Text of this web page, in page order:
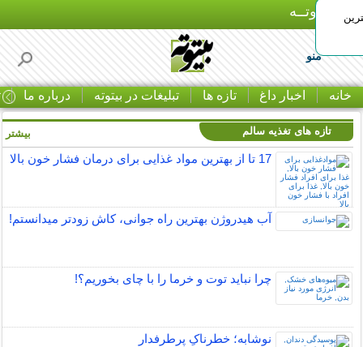
بـیتوتــه
منو
خانه اخبار داغ تازه ها تبلیغات در بیتوته درباره ما
تازه های تغذیه سالم
17 تا از بهترین مواد غذایی برای درمان فشار خون بالا
آب هیدروژن بهترین راه جوانی، کاش زودتر میدانستم!
چرا نباید توت و خرما را با چای بخوریم؟!
نوشابه؛ خطرناکِ پرطرفدار
بیشتر